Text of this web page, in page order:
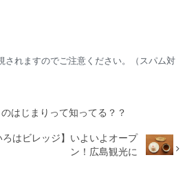
されますのでご注意ください。（スパム対
のはじまりって知ってる？？
はビレッジ】いよいよオープ
ン！広島観光に